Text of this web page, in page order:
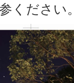
ください